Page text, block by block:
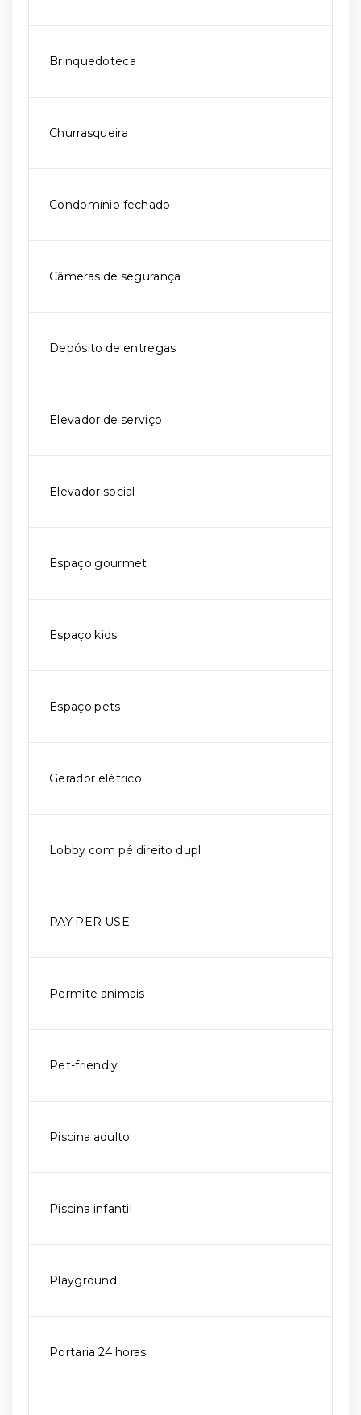
Brinquedoteca
Churrasqueira
Condomínio fechado
Câmeras de segurança
Depósito de entregas
Elevador de serviço
Elevador social
Espaço gourmet
Espaço kids
Espaço pets
Gerador elétrico
Lobby com pé direito dupl
PAY PER USE
Permite animais
Pet-friendly
Piscina adulto
Piscina infantil
Playground
Portaria 24 horas